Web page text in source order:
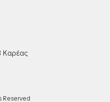
Καρέας
Reserved